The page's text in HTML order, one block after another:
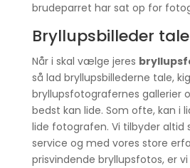
brudeparret har sat op for
Bryllupsbilleder
Når i skal vælge jeres
så lad bryllupsbillederne tale,
bryllupsfotografernes gallerier
bedst kan lide. Som ofte, kan i
lide fotografen. Vi tilbyder altid
service og med vores store
prisvindende bryllupsfotos, er